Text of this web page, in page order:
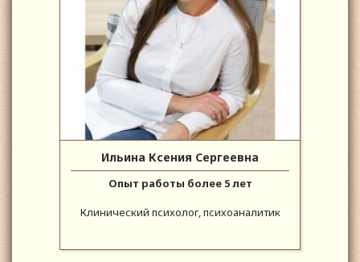
Ильина Ксения Сергеевна
Опыт работы более 5 лет
Клинический психолог, психоаналитик